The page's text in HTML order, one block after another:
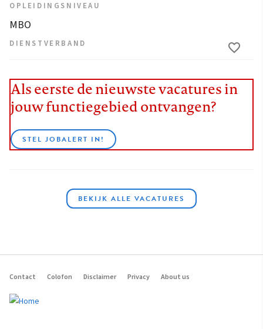
OPLEIDINGSNIVEAU
MBO
DIENSTVERBAND
Als eerste de nieuwste vacatures in
jouw functiegebied ontvangen?
STEL JOBALERT IN!
BEKIJK ALLE VACATURES
Footer
navigation
Contact Colofon Disclaimer Privacy About us